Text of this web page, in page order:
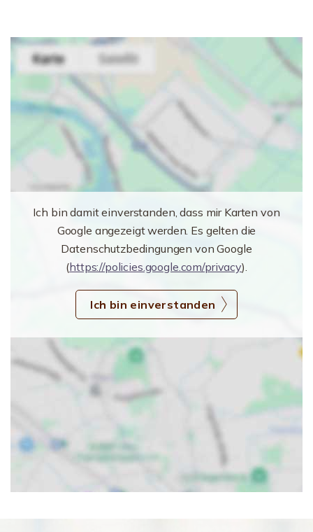
Ich bin damit einverstanden, dass mir Karten von
Google angezeigt werden. Es gelten die
Datenschutzbedingungen von Google
(https://policies.google.com/privacy).
Ich bin einverstanden